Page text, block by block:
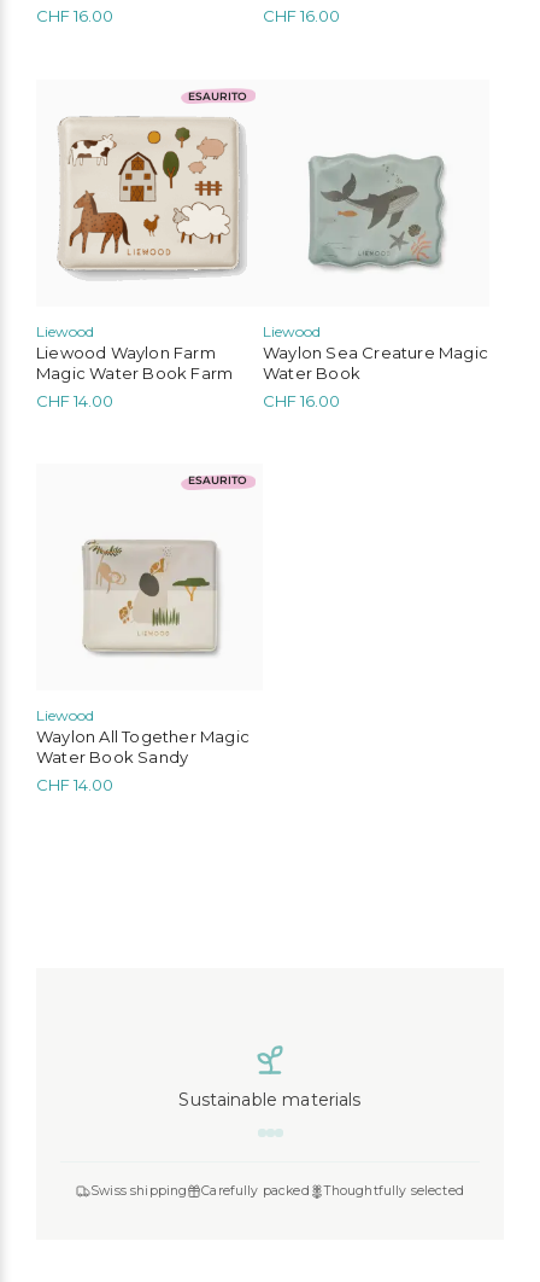
CHF16.00
CHF16.00
ESAURITO
Liewood
Liewood Waylon Farm
Magic Water Book Farm
CHF14.00
Liewood
Waylon Sea Creature Magic
Water Book
CHF16.00
ESAURITO
Liewood
Waylon All Together Magic
Water Book Sandy
CHF14.00
Sustainable materials
Swiss shipping Carefully packed Thoughtfully selected